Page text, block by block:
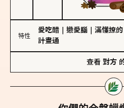
特性
愛吃醋 戀愛腦 滿懂撩的
計畫通
查看 對方